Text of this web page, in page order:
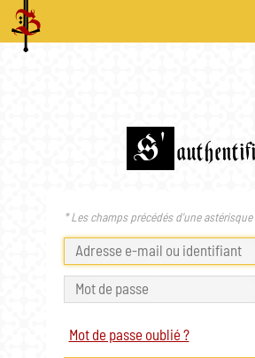
S'
* Les champs précédés d'une
Mot de passe oublié ?